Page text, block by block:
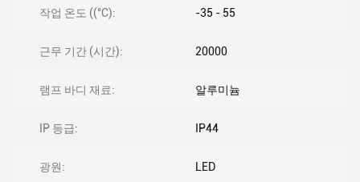
작업 온도 ((°C): -35 - 55
근무 기간 (시간): 20000
램프 바디 재료: 알루미늄
IP 등급: IP44
광원: LED